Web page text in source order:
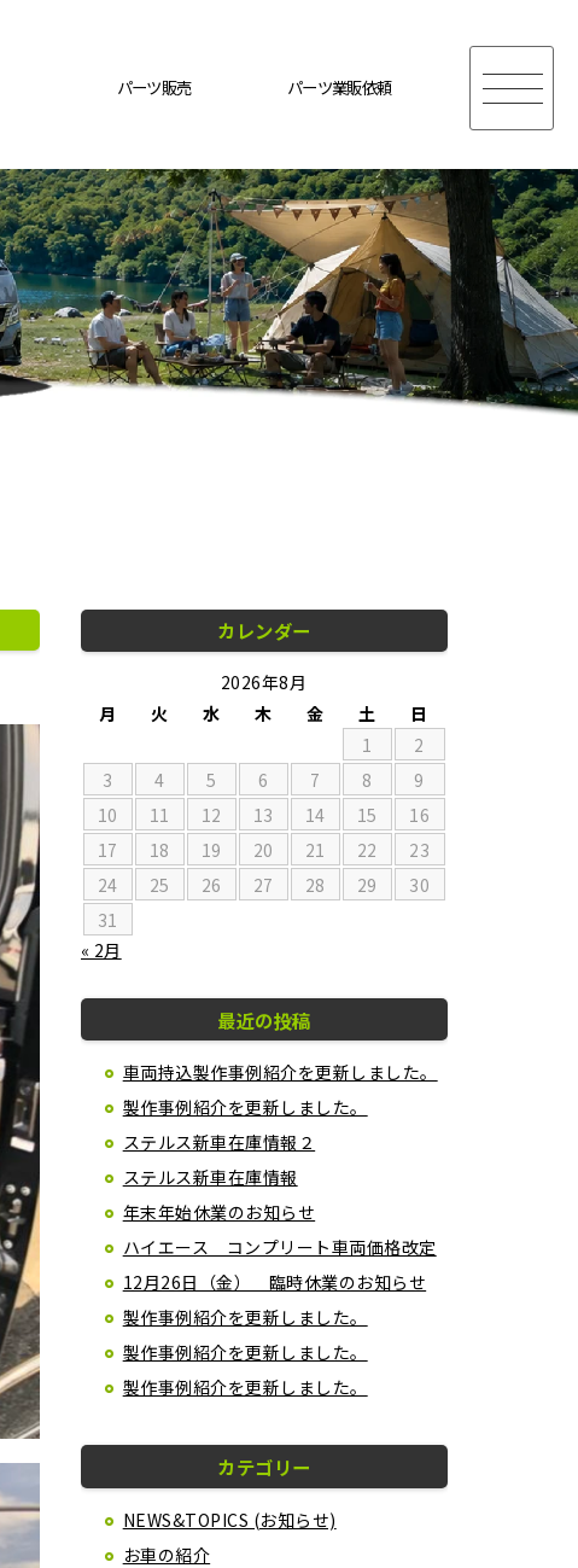
パーツ販売 パーツ業販依頼
カレンダー
2026年8月
月
火 水 木 金 土
日
1
2
3
4 5 6 7 8
9
10
11 12 13 14 15
16
17
18 19 20 21 22
23
24
25 26 27 28 29
30
31
« 2月
最近の投稿
車両持込製作事例紹介を更新しました。
製作事例紹介を更新しました。
ステルス新車在庫情報２
ステルス新車在庫情報
年末年始休業のお知らせ
ハイエース コンプリート車両価格改定
12月26日（金） 臨時休業のお知らせ
製作事例紹介を更新しました。
製作事例紹介を更新しました。
製作事例紹介を更新しました。
カテゴリー
NEWS&TOPICS (お知らせ)
お車の紹介